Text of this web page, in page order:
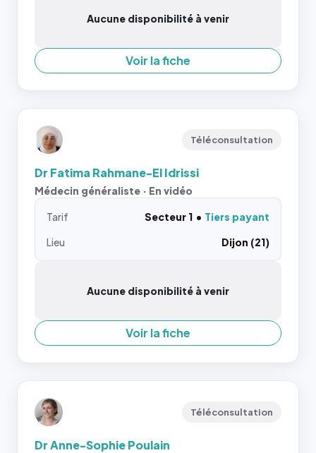
Aucune disponibilité à venir
Voir la fiche
Téléconsultation
Dr Fatima Rahmane-El Idrissi
Médecin généraliste · En vidéo
Tarif Secteur 1
Tiers payant
Lieu
Dijon (21)
Aucune disponibilité à venir
Voir la fiche
Téléconsultation
Dr Anne-Sophie Poulain